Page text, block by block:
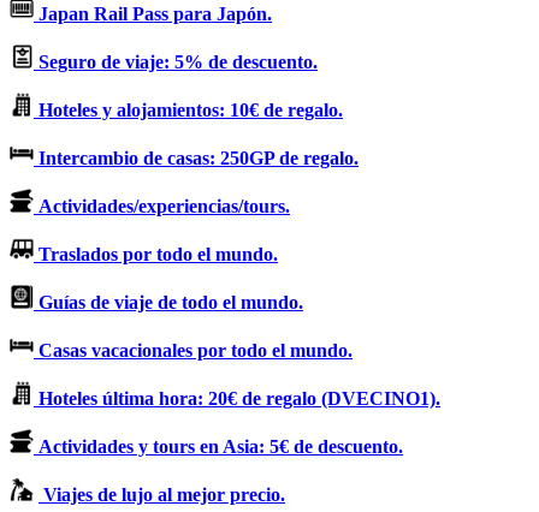
Japan Rail Pass para Japón.
Seguro de viaje: 5% de descuento.
Hoteles y alojamientos: 10€ de regalo.
Intercambio de casas: 250GP de regalo.
Actividades/experiencias/tours.
Traslados por todo el mundo.
Guías de viaje de todo el mundo.
Casas vacacionales por todo el mundo.
Hoteles última hora: 20€ de regalo (DVECINO1).
Actividades y tours en Asia: 5€ de descuento.
Viajes de lujo al mejor precio.